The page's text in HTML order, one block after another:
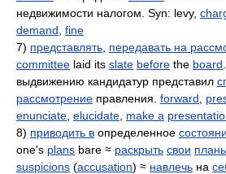
недвижимости налогом. Syn: levy,
demand fine
7) представлять передавать на
committee laid its slate before the board
выдвижению кандидатур представил
рассмотрение правления. forward
enunciate elucidate make a
8) приводить в определенное
one's plans bare ≈ раскрыть свои
suspicions (accusation) ≈ навлечь на